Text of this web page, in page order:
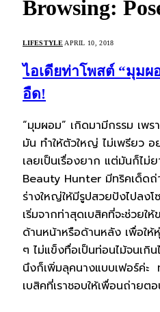
Browsing:
LIFESTYLE APRIL 10, 2018
ไอเดียท่าโพสต์ “มุมผ
อืด!
“มุมผอม” เกิดมามีกรรม เพรา
มัน ทำให้ตัวใหญ่ ไม่เพรียว
เลยเป็นเรื่องยาก แต่มันก็ไม่ย
Beauty Hunter มีทริคเด็ดถ่
ร่างใหญ่ให้มีรูปสวยปังไปลงโ
เริ่มจากท่าสุดเบสิคที่จะช่วยใ
ด้านหน้าหรือด้านหลัง เพื่อให้
ๆ ไม่แข็งทื่อเป็นท่อนไม้จนเกิน
นึงก็เพิ่มลุคนางแบบเฟอร์ค่ะ
เบสิคที่เราชอบให้เพื่อนถ่ายต